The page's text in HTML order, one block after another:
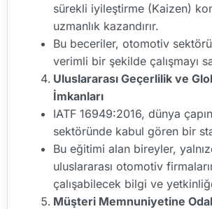
sürekli iyileştirme (Kaizen)
uzmanlık kazandırır.
Bu beceriler, otomotiv
verimli bir şekilde çalışmayı
Uluslararası Geçerlilik ve
İmkanları
IATF 16949:2016, dünya
sektöründe kabul gören bir
Bu eğitimi alan bireyler,
uluslararası otomotiv
çalışabilecek bilgi ve
Müşteri Memnuniyetine